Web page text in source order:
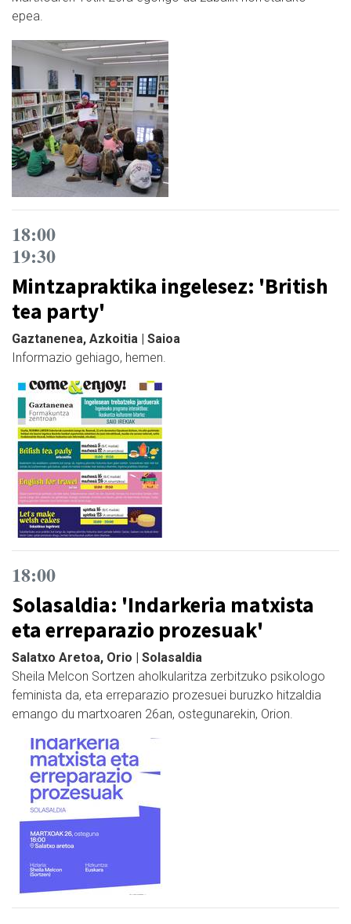
epea.
18:00
19:30
Mintzapraktika ingelesez: 'British
tea party'
Gaztanenea, Azkoitia | Saioa
Informazio gehiago, hemen.
18:00
Solasaldia: 'Indarkeria matxista
eta erreparazio prozesuak'
Salatxo Aretoa, Orio | Solasaldia
Sheila Melcon Sortzen aholkularitza zerbitzuko psikologo
feminista da, eta erreparazio prozesuei buruzko hitzaldia
emango du martxoaren 26an, ostegunarekin, Orion.